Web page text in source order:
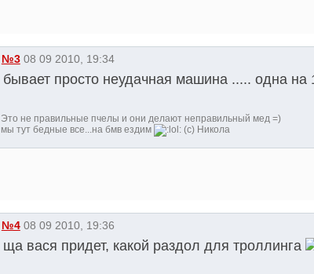
№3 08 09 2010, 19:34
бывает просто неудачная машина ..... одна на
Это не правильные пчелы и они делают неправильный мед =)
мы тут бедные все...на бмв ездим
(c) Никола
№4 08 09 2010, 19:36
ща вася придет, какой раздол для троллинга